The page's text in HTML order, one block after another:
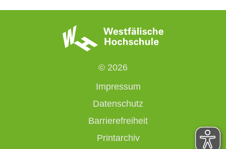
© 2026
Impressum
Datenschutz
Barrierefreiheit
Printarchiv